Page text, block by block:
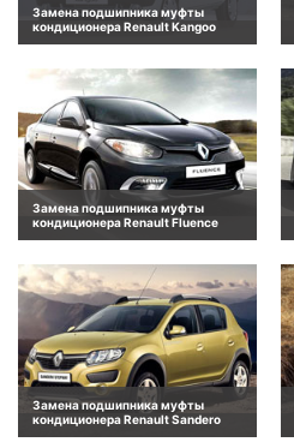
Замена подшипника муфты
кондиционера Renault Kangoo
Замена подшипника муфты
кондиционера Renault Fluence
Замена подшипника муфты
кондиционера Renault Sandero